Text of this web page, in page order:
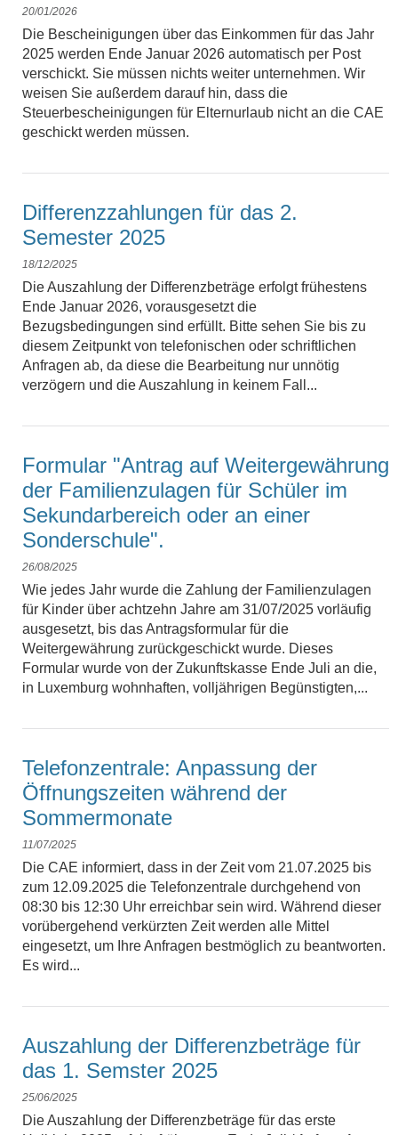
20/01/2026
Die Bescheinigungen über das Einkommen für das Jahr
2025 werden Ende Januar 2026 automatisch per Post
verschickt. Sie müssen nichts weiter unternehmen. Wir
weisen Sie außerdem darauf hin, dass die
Steuerbescheinigungen für Elternurlaub nicht an die CAE
geschickt werden müssen.
Differenzzahlungen für das 2.
Semester 2025
18/12/2025
Die Auszahlung der Differenzbeträge erfolgt frühestens
Ende Januar 2026, vorausgesetzt die
Bezugsbedingungen sind erfüllt. Bitte sehen Sie bis zu
diesem Zeitpunkt von telefonischen oder schriftlichen
Anfragen ab, da diese die Bearbeitung nur unnötig
verzögern und die Auszahlung in keinem Fall...
Formular "Antrag auf Weitergewährung
der Familienzulagen für Schüler im
Sekundarbereich oder an einer
Sonderschule".
26/08/2025
Wie jedes Jahr wurde die Zahlung der Familienzulagen
für Kinder über achtzehn Jahre am 31/07/2025 vorläufig
ausgesetzt, bis das Antragsformular für die
Weitergewährung zurückgeschickt wurde. Dieses
Formular wurde von der Zukunftskasse Ende Juli an die,
in Luxemburg wohnhaften, volljährigen Begünstigten,...
Telefonzentrale: Anpassung der
Öffnungszeiten während der
Sommermonate
11/07/2025
Die CAE informiert, dass in der Zeit vom 21.07.2025 bis
zum 12.09.2025 die Telefonzentrale durchgehend von
08:30 bis 12:30 Uhr erreichbar sein wird. Während dieser
vorübergehend verkürzten Zeit werden alle Mittel
eingesetzt, um Ihre Anfragen bestmöglich zu beantworten.
Es wird...
Auszahlung der Differenzbeträge für
das 1. Semster 2025
25/06/2025
Die Auszahlung der Differenzbeträge für das erste